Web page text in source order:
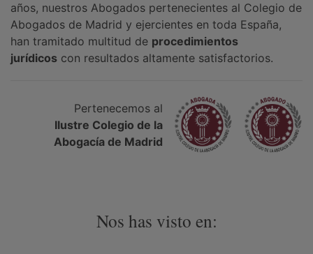
años, nuestros Abogados pertenecientes al Colegio de
Abogados de Madrid y ejercientes en toda España,
han tramitado multitud de procedimientos
jurídicos con resultados altamente satisfactorios.
Pertenecemos al
Ilustre Colegio de la
Abogacía de Madrid
Nos has visto en: